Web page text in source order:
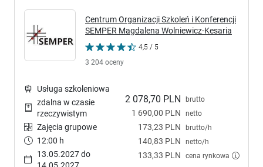
Centrum Organizacji Szkoleń i Konferencji
SEMPER Magdalena Wolniewicz-Kesaria
4,5 / 5
3 204 oceny
2 078,70 PLN brutto
1 690,00 PLN netto
173,23 PLN brutto/h
140,83 PLN netto/h
133,33 PLN cena rynkowa
Usługa szkoleniowa
zdalna w czasie
rzeczywistym
Zajęcia grupowe
12:00 h
13.05.2027 do